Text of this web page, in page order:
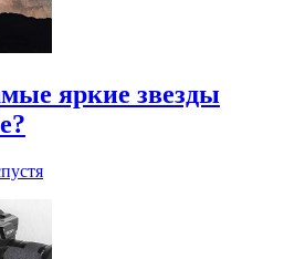
яркие звезды